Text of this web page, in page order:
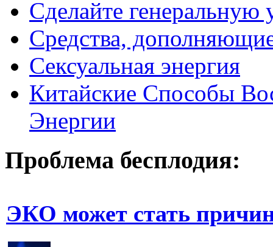
Сделайте генеральную
Средства,
Сексуальная энергия
Китайские Способы
Энергии
Проблема бесплодия:
ЭКО может стать